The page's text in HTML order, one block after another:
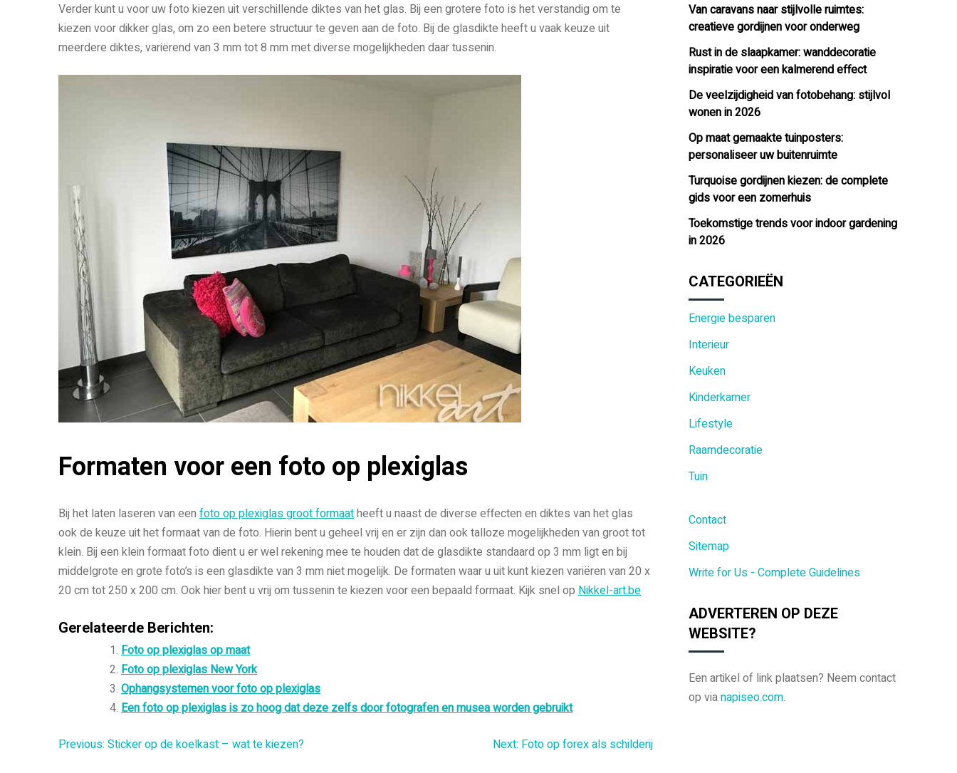
Verder kunt u voor uw foto kiezen uit verschillende diktes van het glas. Bij een grotere foto is het verstandig om te
kiezen voor dikker glas, om zo een betere structuur te geven aan de foto. Bij de glasdikte heeft u vaak keuze uit
meerdere diktes, variërend van 3 mm tot 8 mm met diverse mogelijkheden daar tussenin.
Formaten voor een foto op plexiglas
Bij het laten laseren van een foto op plexiglas groot formaatheeft u naast de diverse effecten en diktes van het glas
ook de keuze uit het formaat van de foto. Hierin bent u geheel vrij en er zijn dan ook talloze mogelijkheden van groot tot
klein. Bij een klein formaat foto dient u er wel rekening mee te houden dat de glasdikte standaard op 3 mm ligt en bij
middelgrote en grote foto’s is een glasdikte van 3 mm niet mogelijk. De formaten waar u uit kunt kiezen variëren van 20 x
20 cm tot 250 x 200 cm. Ook hier bent u vrij om tussenin te kiezen voor een bepaald formaat. Kijk snel op Nikkel-art.be
Gerelateerde Berichten:
Foto op plexiglas op maat
Foto op plexiglas New York
Ophangsystemen voor foto op plexiglas
Een foto op plexiglas is zo hoog dat deze zelfs door fotografen en musea worden gebruikt
Bericht
Previous: Sticker op de koelkast – wat te kiezen? Next: Foto op forex als schilderij
Van caravans naar stijlvolle ruimtes:
creatieve gordijnen voor onderweg
Rust in de slaapkamer: wanddecoratie
inspiratie voor een kalmerend effect
De veelzijdigheid van fotobehang: stijlvol
wonen in 2026
Op maat gemaakte tuinposters:
personaliseer uw buitenruimte
Turquoise gordijnen kiezen: de complete
gids voor een zomerhuis
Toekomstige trends voor indoor gardening
in 2026
CATEGORIEËN
Energie besparen
Interieur
Keuken
Kinderkamer
Lifestyle
Raamdecoratie
Tuin
Contact
Sitemap
Write for Us - Complete Guidelines
ADVERTEREN OP DEZE
WEBSITE?
Een artikel of link plaatsen? Neem contact
op vianapiseo.com.